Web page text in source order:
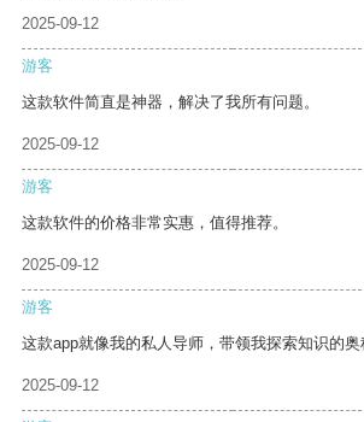
2025-09-12
游客
这款软件简直是神器，解决了我所有问题。
2025-09-12
游客
这款软件的价格非常实惠，值得推荐。
2025-09-12
游客
这款app就像我的私人导师，带领我探索知识的奥
2025-09-12